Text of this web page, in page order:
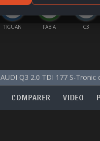
TIGUAN FABIA C3
AUDI Q3 2.0 TDI 177 S-
COMPARER VIDEO